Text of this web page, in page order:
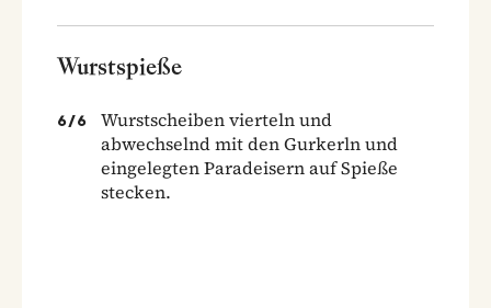
Wurstspieße
6/6
Wurstscheiben vierteln und
abwechselnd mit den Gurkerln und
eingelegten Paradeisern auf Spieße
stecken.